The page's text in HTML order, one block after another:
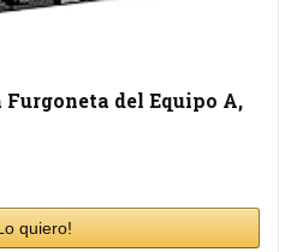
Furgoneta del Equipo A,
quiero!